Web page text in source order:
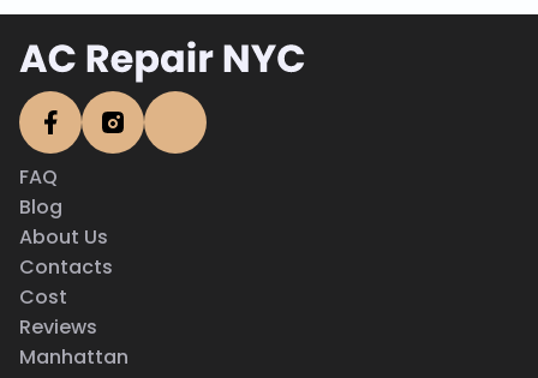
FAQ
Blog
About Us
Contacts
Cost
Reviews
Manhattan